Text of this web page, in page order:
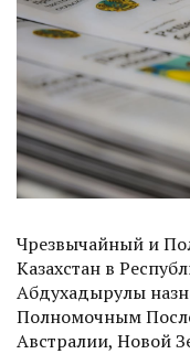
Чрезвычайный и
Казахстан в
Абдухадырулы
Полномочным
Австралии, Новой